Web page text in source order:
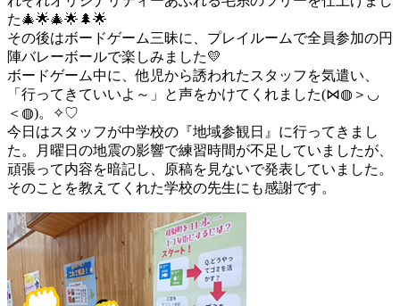
た🎄🌟🎄🌟🌲🌟
その後はボードゲーム三昧に、プレイルームで全員参加の円
陣バレーボールで楽しみました💛
ボードゲーム中に、他児から誘われたスタッフを気遣い、
「行ってきていいよ～」と声をかけてくれました(⋈◍＞◡
＜◍)。✧♡
今日はスタッフが中学校の『地域参観日』に行ってきまし
た。月曜日の地震の影響で練習時間が不足していましたが、
頑張って内容を暗記し、原稿を見ないで発表していました。
そのことを教えてくれた学校の先生にも感謝です。